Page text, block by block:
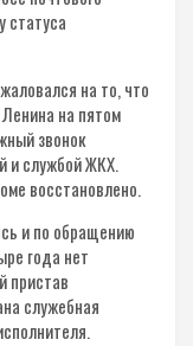
статуса
на то, что
на пятом
звонок
и службой ЖКХ.
восстановлено.
и по обращению
года нет
пристав
служебная